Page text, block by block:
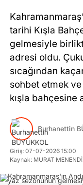
tarihi Kışla
gelmesiyle
adresi oldu.
sıcağından
sohbet etmek
kışla bahçesine
Burhanettin
Giriş: 07-07-2026 15:00
Kaynak: MURAT